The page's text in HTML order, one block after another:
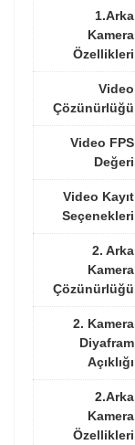
1.Arka
Kamera
Özellikleri
Video
Çözünürlüğü
Video FPS
Değeri
Video Kayıt
Seçenekleri
2. Arka
Kamera
Çözünürlüğü
2. Kamera
Diyafram
Açıklığı
2.Arka
Kamera
Özellikleri